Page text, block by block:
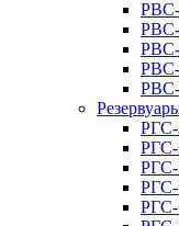
РГС-
РГС-
РГС-
РГС-
РГС-